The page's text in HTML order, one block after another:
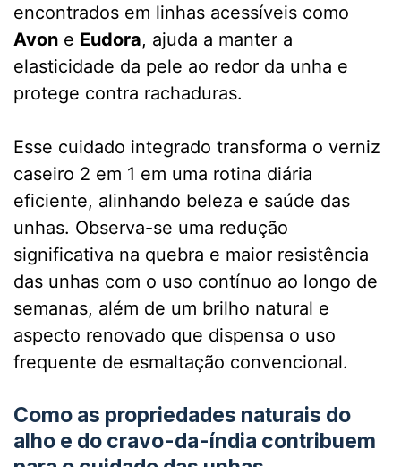
encontrados em linhas acessíveis como
Avon e Eudora, ajuda a manter a
elasticidade da pele ao redor da unha e
protege contra rachaduras.
Esse cuidado integrado transforma o verniz
caseiro 2 em 1 em uma rotina diária
eficiente, alinhando beleza e saúde das
unhas. Observa-se uma redução
significativa na quebra e maior resistência
das unhas com o uso contínuo ao longo de
semanas, além de um brilho natural e
aspecto renovado que dispensa o uso
frequente de esmaltação convencional.
Como as propriedades naturais do
alho e do cravo-da-índia contribuem